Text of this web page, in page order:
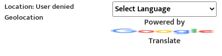
Location: User denied
Geolocation
Powered by
Translate